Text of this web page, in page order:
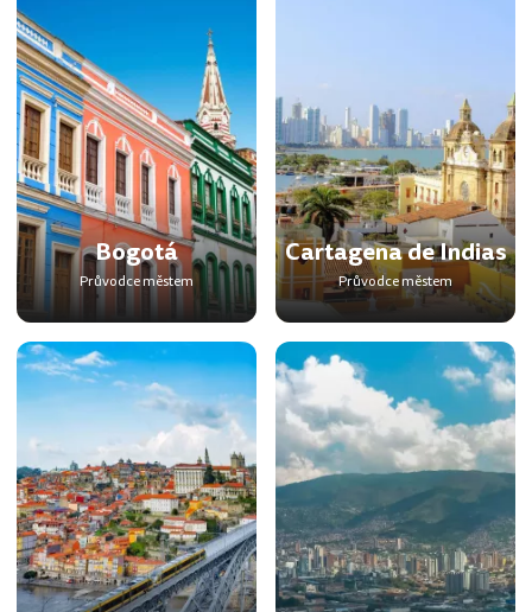
Bogotá
Průvodce městem
Cartagena de Indias
Průvodce městem